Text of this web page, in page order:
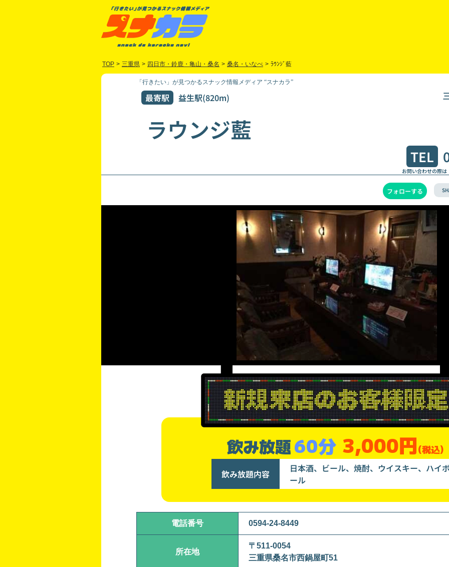
TOP > 三重県 > 四日市・鈴鹿・亀山・桑名 > 桑名・いなべ > ﾗｳﾝｼﾞ藍
「行きたい」が見つかるスナック情報メディア “スナカラ”
最寄駅 益生駅(820m)
ラウンジ藍
TEL
お問い合わせの際
フォローする
飲み放題60分 3,000円(税込)
飲み放題内容
日本酒、ビール、焼酎、ウイスキー、ハイ
ール
電話番号 0594-24-8449
所在地
〒511-0054
三重県桑名市西鍋屋町51